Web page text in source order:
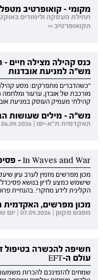
מקומי - קואופרטיב
הקואופרטיב >>
כנס קהילה מצילה חיים
מש"ה למניעת אובדנות
"כשהדברים מתפרקים: מסע
מורכבת של אובדן, ערעור
קהילתי מעמיק העוסק במניעת
מש"ה - מילים שעושות
האקדמית ת"א-יפו | 06.09.2026 | יום ראשון | 09:00-16:00
In Waves and War - פסיכדליה כערוץ ריפוי לטראומה
שישמש כמצע לדיון בנושא
הקלינית לידע מחקרי. בהנחיית פרופ'
מכון מפרשים, האקדמית
מפגש מקוון | 07.09.2026 | יום שני | 20:00-21:30
חשיפה להכשרה בטיפול
עולם ה-EFT